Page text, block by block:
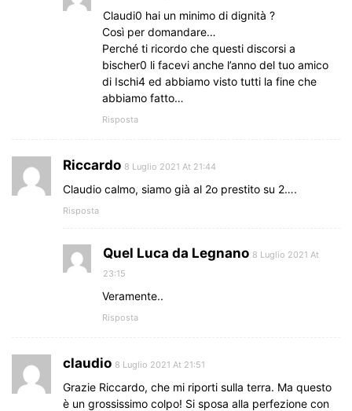
Claudi0 hai un minimo di dignità ?
Così per domandare…
Perché ti ricordo che questi discorsi a
bischer0 li facevi anche l’anno del tuo amico
di Ischi4 ed abbiamo visto tutti la fine che
abbiamo fatto…
Risposta
Riccardo 8 Luglio 2021 At 21:44
Claudio calmo, siamo già al 2o prestito su 2….
Risposta
Quel Luca da Legnano 8 Luglio 2021 At
23:15
Veramente..
Risposta
claudio 8 Luglio 2021 At 21:51
Grazie Riccardo, che mi riporti sulla terra. Ma questo
è un grossissimo colpo! Si sposa alla perfezione con